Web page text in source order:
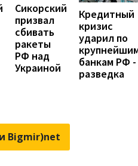
Сикорский
призвал
сбивать
ракеты
РФ над
Украиной
Кредитный
кризис
ударил по
банкам РФ -
разведка
Bigmir)net